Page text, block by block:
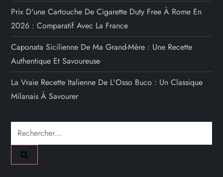
Prix D'une Cartouche De Cigarette Duty Free À Rome En
2026 : Comparatif Avec La France
Caponata Sicilienne De Ma Grand-Mère : Une Recette
Authentique Et Savoureuse
La Vraie Recette Italienne De L'Osso Buco : Un Classique
Milanais À Savourer
Rechercher :